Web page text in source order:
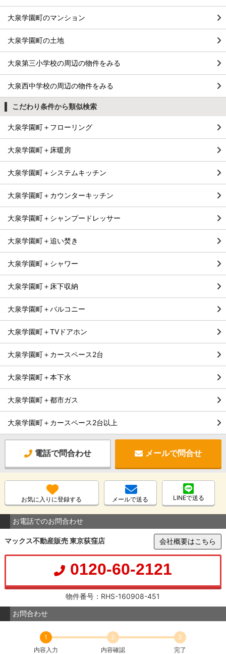
大泉学園町のマンション
大泉学園町の土地
大泉第三小学校の周辺の物件をみる
大泉西中学校の周辺の物件をみる
こだわり条件から類似検索
大泉学園町＋フローリング
大泉学園町＋床暖房
大泉学園町＋システムキッチン
大泉学園町＋カウンターキッチン
大泉学園町＋シャンプードレッサー
大泉学園町＋追い焚き
大泉学園町＋シャワー
大泉学園町＋床下収納
大泉学園町＋バルコニー
大泉学園町＋TVドアホン
大泉学園町＋カースペース2台
大泉学園町＋本下水
大泉学園町＋都市ガス
大泉学園町＋カースペース2台以上
電話で問合わせ メールで問合せ
お気に入りに登録する メールで送る LINEで送る
お電話でのお問合わせ
マックス不動産販売 東京荻窪店 会社概要はこちら
0120-60-2121
物件番号：RHS-160908-451
お問合わせ
1
内容入力
2
内容確認
3
完了